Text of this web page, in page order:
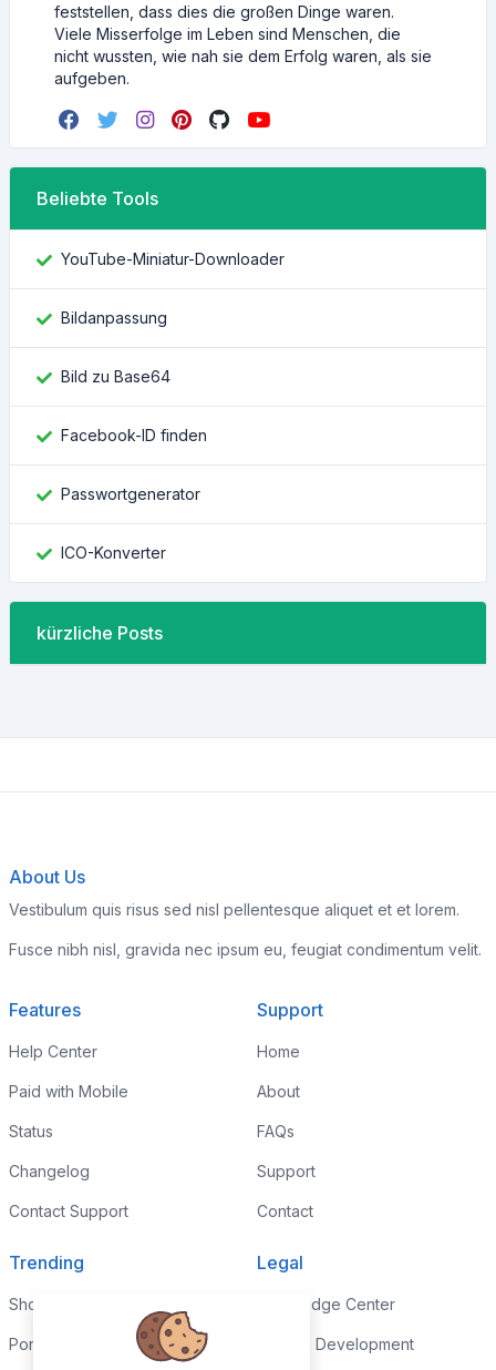
feststellen, dass dies die großen Dinge waren.
Viele Misserfolge im Leben sind Menschen, die
nicht wussten, wie nah sie dem Erfolg waren, als sie
aufgeben.
Beliebte Tools
YouTube-Miniatur-Downloader
Bildanpassung
Bild zu Base64
Facebook-ID finden
Passwortgenerator
ICO-Konverter
kürzliche Posts
About Us
Vestibulum quis risus sed nisl pellentesque aliquet et et lorem.
Fusce nibh nisl, gravida nec ipsum eu, feugiat condimentum velit.
Features
Help Center
Paid with Mobile
Status
Changelog
Contact Support
Support
Home
About
FAQs
Support
Contact
Trending
Shop
Portfolio
Legal
Knowledge Center
Custom Development